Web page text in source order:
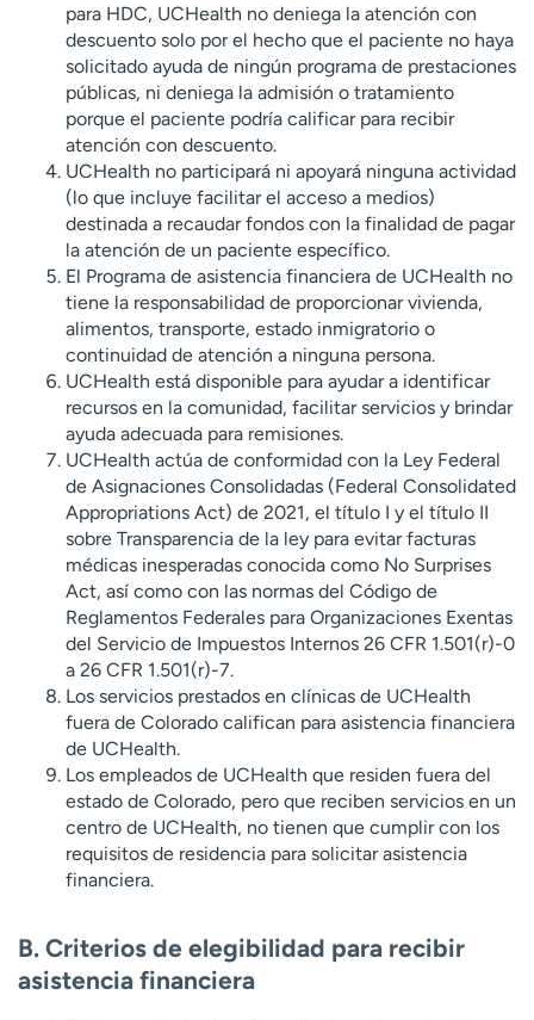
para HDC, UCHealth no deniega la atención con
descuento solo por el hecho que el paciente no haya
solicitado ayuda de ningún programa de prestaciones
públicas, ni deniega la admisión o tratamiento
porque el paciente podría calificar para recibir
atención con descuento.
UCHealth no participará ni apoyará ninguna actividad
(lo que incluye facilitar el acceso a medios)
destinada a recaudar fondos con la finalidad de pagar
la atención de un paciente específico.
El Programa de asistencia financiera de UCHealth no
tiene la responsabilidad de proporcionar vivienda,
alimentos, transporte, estado inmigratorio o
continuidad de atención a ninguna persona.
UCHealth está disponible para ayudar a identificar
recursos en la comunidad, facilitar servicios y brindar
ayuda adecuada para remisiones.
UCHealth actúa de conformidad con la Ley Federal
de Asignaciones Consolidadas (Federal Consolidated
Appropriations Act) de 2021, el título I y el título II
sobre Transparencia de la ley para evitar facturas
médicas inesperadas conocida como No Surprises
Act, así como con las normas del Código de
Reglamentos Federales para Organizaciones Exentas
del Servicio de Impuestos Internos 26 CFR 1.501(r)-0
a 26 CFR 1.501(r)-7.
Los servicios prestados en clínicas de UCHealth
fuera de Colorado califican para asistencia financiera
de UCHealth.
Los empleados de UCHealth que residen fuera del
estado de Colorado, pero que reciben servicios en un
centro de UCHealth, no tienen que cumplir con los
requisitos de residencia para solicitar asistencia
financiera.
B. Criterios de elegibilidad para recibir
asistencia financiera